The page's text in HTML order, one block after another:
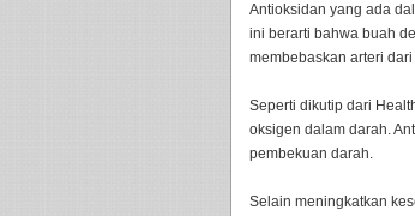
Antioksidan yang ada
ini berarti bahwa buah
membebaskan arteri
Seperti dikutip dari
oksigen dalam darah.
pembekuan darah.
Selain meningkatkan